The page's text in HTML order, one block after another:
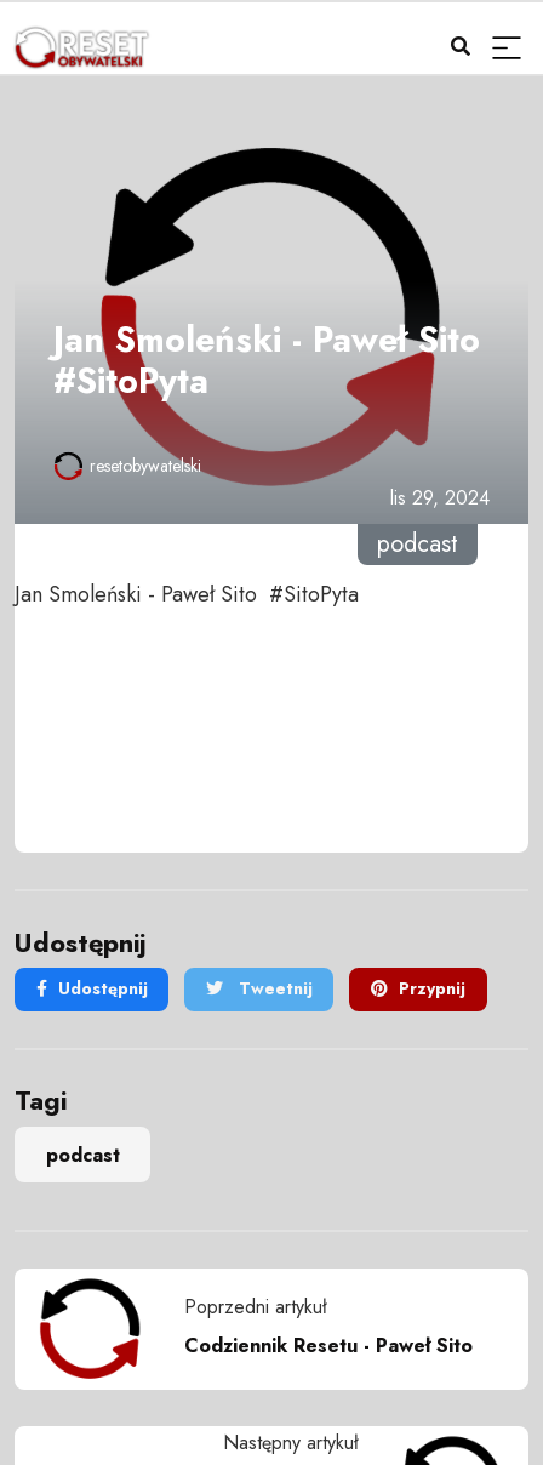
Jan Smoleński - Paweł Sito
#SitoPyta
resetobywatelski
lis 29, 2024
podcast
Jan Smoleński - Paweł Sito #SitoPyta
Udostępnij
Udostępnij Tweetnij Przypnij
Tagi
podcast
Poprzedni artykuł
Codziennik Resetu - Paweł Sito
Następny artykuł